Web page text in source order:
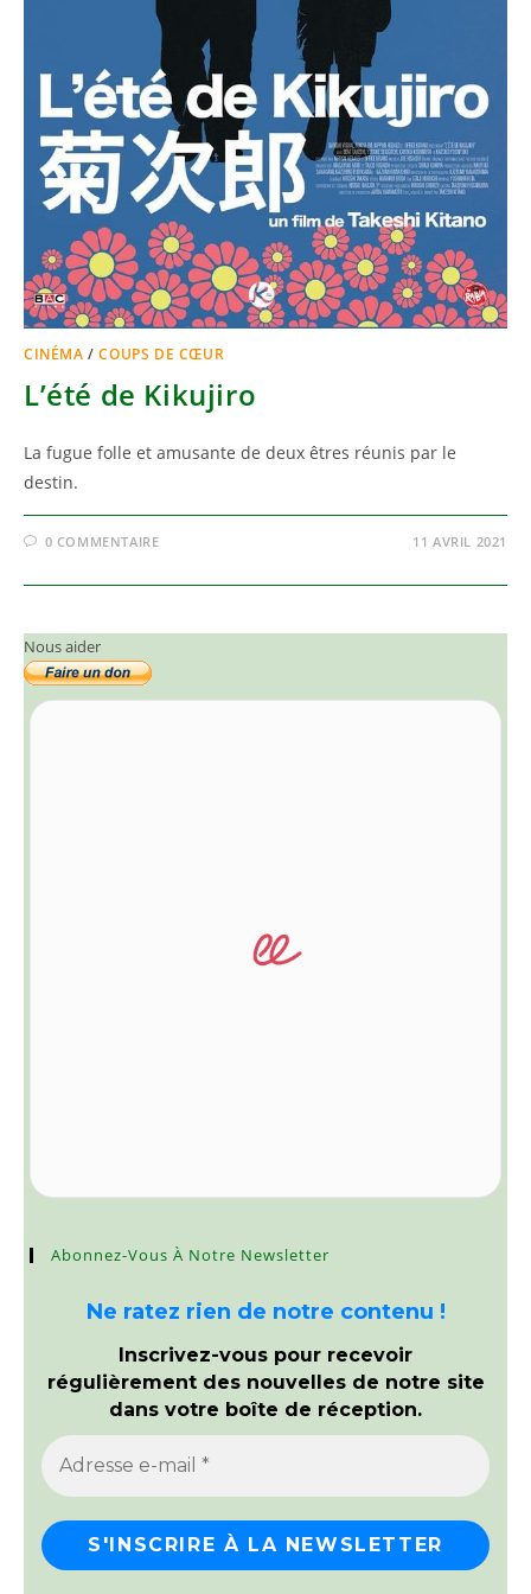
CINÉMA /COUPS DE CŒUR
L’été de Kikujiro
La fugue folle et amusante de deux êtres réunis par le
destin.
0 COMMENTAIRE 11 AVRIL 2021
Nous aider
Abonnez-Vous À Notre Newsletter
Ne ratez rien de notre contenu !
Inscrivez-vous pour recevoir
régulièrement des nouvelles de notre site
dans votre boîte de réception.